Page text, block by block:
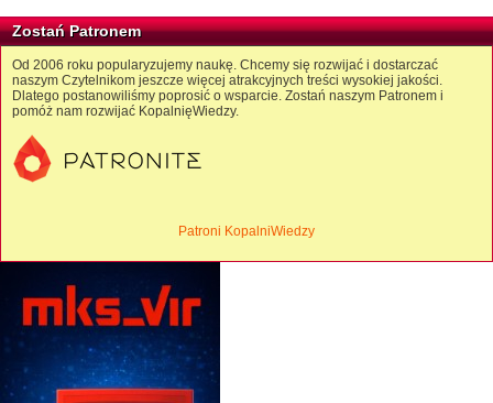
Zostań Patronem
Od 2006 roku popularyzujemy naukę. Chcemy się rozwijać i dostarczać
naszym Czytelnikom jeszcze więcej atrakcyjnych treści wysokiej jakości.
Dlatego postanowiliśmy poprosić o wsparcie. Zostań naszym Patronem i
pomóż nam rozwijać KopalnięWiedzy.
Patroni KopalniWiedzy